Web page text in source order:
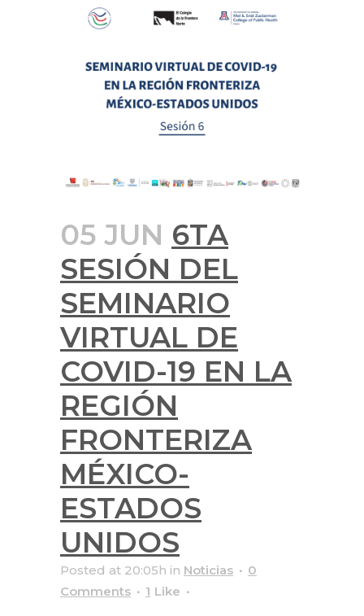
05 JUN 6TA
SESIÓN DEL
SEMINARIO
VIRTUAL DE
COVID-19 EN LA
REGIÓN
FRONTERIZA
MÉXICO-
ESTADOS
UNIDOS
Posted at 20:05h in Noticias
0
Comments
1 Like